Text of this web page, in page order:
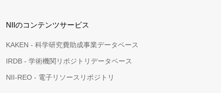
NIIのコンテンツサービス
KAKEN - 科学研究費助成事業データベース
IRDB - 学術機関リポジトリデータベース
NII-REO - 電子リソースリポジトリ